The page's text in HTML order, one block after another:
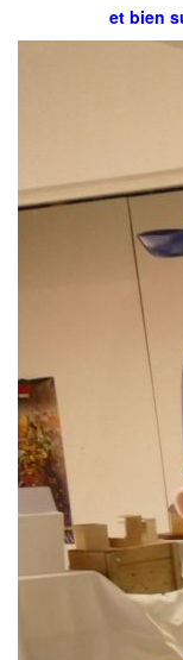
et bien